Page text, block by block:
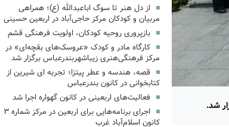
از دل هنر تا سوگ اباعبدالله (ع)؛ همراهی
مربیان و کودکان مرکز حاجی‌آباد در اربعین حسینی
بازپروری روحیه کودکان، اولویت فرهنگی قشم
کارگاه مادر و کودک «عروسک‌های بقچه‌ای» در
مرکز فرهنگی‌هنری زیباشهربندرعباس برگزار شد
قصه، هندسه و عطر پیتزا؛ تجربه ای شیرین از
کتابخوانی در کانون بندرعباس
فعالیت‌های اربعینی در کانون گهواره اجرا شد
اجرای برنامه‌هایی برای اربعین در مرکز شماره ۳
کانون اسلام‌آباد غرب